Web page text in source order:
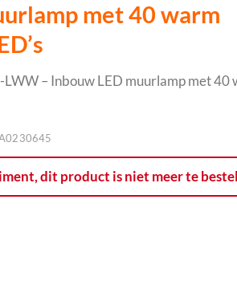
met 40 warm
– Inbouw LED muurlamp met 40
dit product is niet meer te